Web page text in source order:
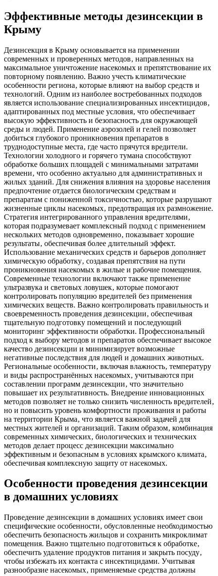
Эффективные методы дезинсекции в
Крыму
Дезинсекция в Крыму основывается на применении
современных и проверенных методов‚ направленных на
максимальное уничтожение насекомых и препятствование их
повторному появлению. Важно учесть климатические
особенности региона‚ которые влияют на выбор средств и
технологий. Одним из наиболее востребованных подходов
является использование специализированных инсектицидов‚
адаптированных под местные условия‚ что обеспечивает
высокую эффективность и безопасность для окружающей
среды и людей. Применение аэрозолей и гелей позволяет
добиться глубокого проникновения препаратов в
труднодоступные места‚ где часто прячутся вредители.
Технологии холодного и горячего тумана способствуют
обработке больших площадей с минимальными затратами
времени‚ что особенно актуально для административных и
жилых зданий. Для снижения влияния на здоровье населения
предпочтение отдается биологическим средствам и
препаратам с пониженной токсичностью‚ которые разрушают
жизненные циклы насекомых‚ предотвращая их размножение.
Стратегия интегрированного управления вредителями‚
которая подразумевает комплексный подход с применением
нескольких методов одновременно‚ показывает хорошие
результаты‚ обеспечивая более длительный эффект.
Использование механических средств и барьеров дополняет
химическую обработку‚ создавая препятствия на пути
проникновения насекомых в жилые и рабочие помещения.
Современные технологии включают также применение
ультразвука и световых ловушек‚ которые помогают
контролировать популяцию вредителей без применения
химических веществ. Важно контролировать правильность и
своевременность проведения дезинсекции‚ обеспечивая
тщательную подготовку помещений и последующий
мониторинг эффективности обработки. Профессиональный
подход к выбору методов и препаратов обеспечивает высокое
качество дезинсекции и минимизирует возможные
негативные последствия для людей и домашних животных.
Региональные особенности‚ включая влажность‚ температуру
и виды распространённых насекомых‚ учитываются при
составлении программ дезинсекции‚ что значительно
повышает их результативность. Внедрение инновационных
методов позволяет не только снизить численность вредителей‚
но и повысить уровень комфортности проживания и работы
на территории Крыма‚ что является важной задачей для
местных жителей и организаций. Таким образом‚ комбинация
современных химических‚ биологических и технических
методов делает процесс дезинсекции максимально
эффективным и безопасным в условиях крымского климата‚
обеспечивая комплексную защиту от насекомых.
Особенности проведения дезинсекции
в домашних условиях
Проведение дезинсекции в домашних условиях имеет свои
специфические особенности‚ обусловленные необходимостью
обеспечить безопасность жильцов и сохранить микроклимат
помещения. Важно тщательно подготовиться к обработке‚
обеспечить удаление продуктов питания и закрыть посуду‚
чтобы избежать их контакта с инсектицидами. Учитывая
разнообразие насекомых‚ применяемые средства должны